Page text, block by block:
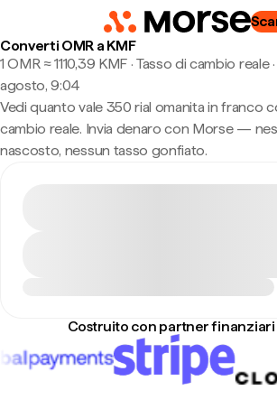
Converti OMR a KMF
1 OMR ≈ 1110,39 KMF · Tasso di cambio reale·
agosto, 9:04
Vedi quanto vale 350 rial omanita in franco
cambio reale. Invia denaro con Morse —
nascosto, nessun tasso gonfiato.
Costruito con partner